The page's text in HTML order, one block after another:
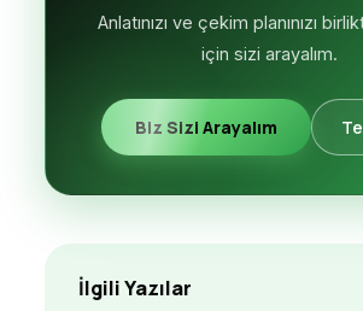
Anlatınızı ve çekim planınızı
için sizi arayalım.
Biz Sizi Arayalım
İlgili Yazılar